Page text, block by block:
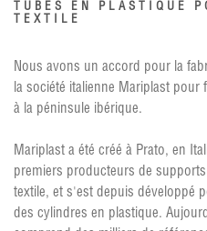
TUBES EN PLASTIQUE
TEXTILE
Nous avons un accord pour la
la société italienne Mariplast
à la péninsule ibérique.
Mariplast a été créé à Prato, en
premiers producteurs de
textile, et s'est depuis développé
des cylindres en plastique.